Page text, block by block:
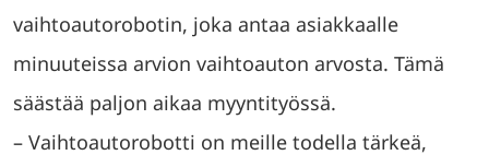
vaihtoautorobotin, joka antaa asiakkaalle
minuuteissa arvion vaihtoauton arvosta. Tämä
säästää paljon aikaa myyntityössä.
– Vaihtoautorobotti on meille todella tärkeä,